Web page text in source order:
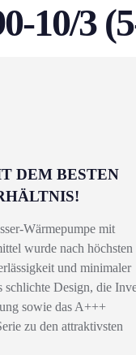
10/3
DEM BESTEN
Wärmepumpe mit
wurde nach höchsten
und minimaler
schlichte Design, die
sowie das A+++
zu den attraktivsten